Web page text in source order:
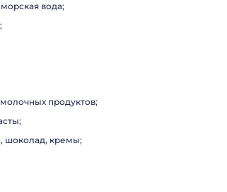
вода;
продуктов;
шоколад, кремы;